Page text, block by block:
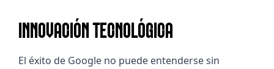
INNOVACIÓN TECNOLÓGICA
El éxito de Google no puede entenderse sin